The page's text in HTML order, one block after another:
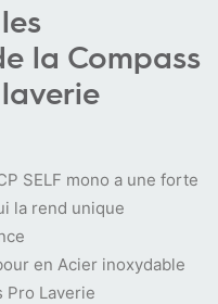
la Compass
SELF mono a une forte
la rend unique
en Acier inoxydable
Pro Laverie